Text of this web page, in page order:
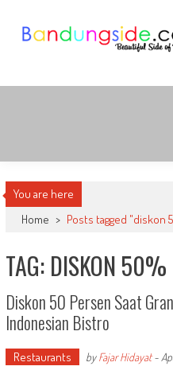
content
You are here
Home > Posts tagged "diskon
TAG: DISKON 50%
Diskon 50 Persen Saat
Indonesian Bistro
Restaurants byFajar Hidayat-